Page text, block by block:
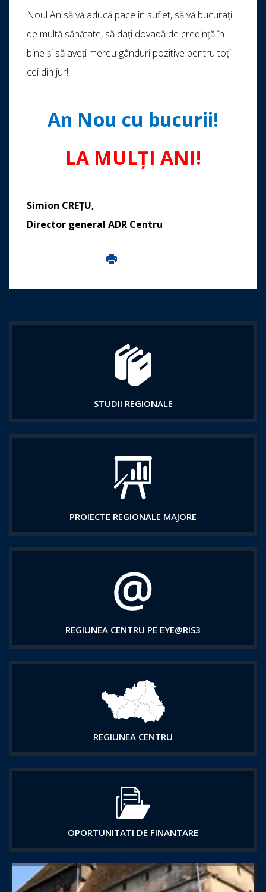
Noul An să vă aducă pace în suflet, să vă bucurați
de multă sănătate, să dați dovadă de credinţă în
bine şi să aveți mereu gânduri pozitive pentru toți
cei din jur!
An Nou cu bucurii!
LA MULȚI ANI!
Simion CREȚU,
Director general ADR Centru
Imprima aceasta pagina
STUDII REGIONALE
PROIECTE REGIONALE MAJORE
REGIUNEA CENTRU PE EYE@RIS3
REGIUNEA CENTRU
OPORTUNITATI DE FINANTARE